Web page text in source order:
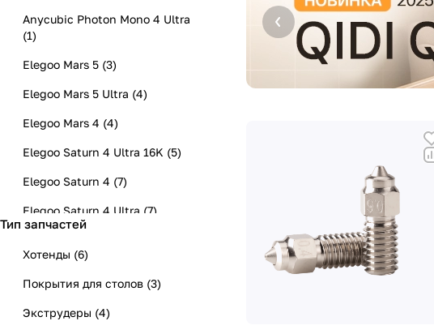
Anycubic Photon Mono 4 Ultra
(1)
Elegoo Mars 5 (3)
Elegoo Mars 5 Ultra (4)
Elegoo Mars 4 (4)
Elegoo Saturn 4 Ultra 16K (5)
Elegoo Saturn 4 (7)
Elegoo Saturn 4 Ultra (7)
Тип запчастей
Хотенды (6)
Покрытия для столов (3)
Экструдеры (4)